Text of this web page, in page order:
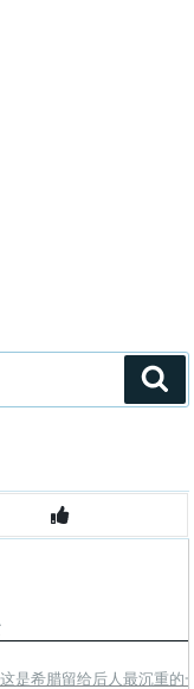
希腊留给后人最沉重的